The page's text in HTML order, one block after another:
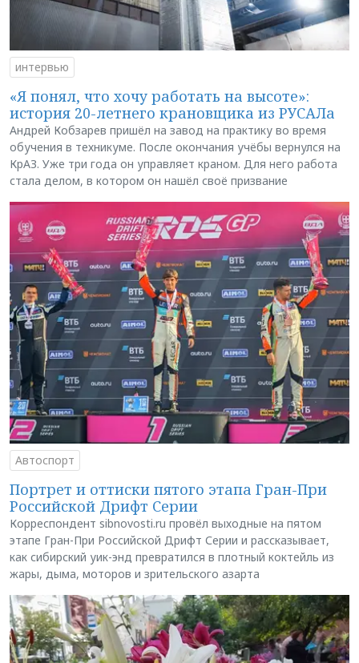
интервью
«Я понял, что хочу работать на высоте»:
история 20-летнего крановщика из РУСАЛа
Андрей Кобзарев пришёл на завод на практику во время
обучения в техникуме. После окончания учёбы вернулся на
КрАЗ. Уже три года он управляет краном. Для него работа
стала делом, в котором он нашёл своё призвание
Автоспорт
Портрет и оттиски пятого этапа Гран-При
Российской Дрифт Серии
Корреспондент sibnovosti.ru провёл выходные на пятом
этапе Гран-При Российской Дрифт Серии и рассказывает,
как сибирский уик-энд превратился в плотный коктейль из
жары, дыма, моторов и зрительского азарта